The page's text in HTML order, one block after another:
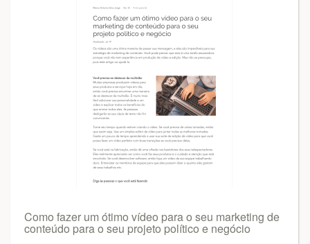
Como fazer um ótimo vídeo para o seu marketing de
conteúdo para o seu projeto político e negócio